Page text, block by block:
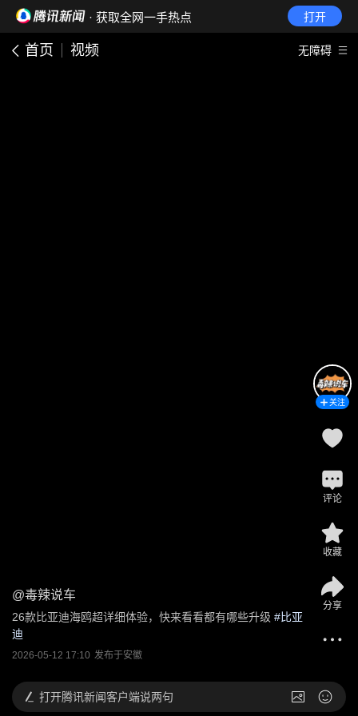
· 获取全网一手热点 打开
首页 视频 无障碍
@毒辣说车
26款比亚迪海鸥超详细体验，快来看看都有哪些升级 #比亚
迪
2026-05-12 17:10 发布于安徽
关注
评论
收藏
分享
打开腾讯新闻客户端说两句